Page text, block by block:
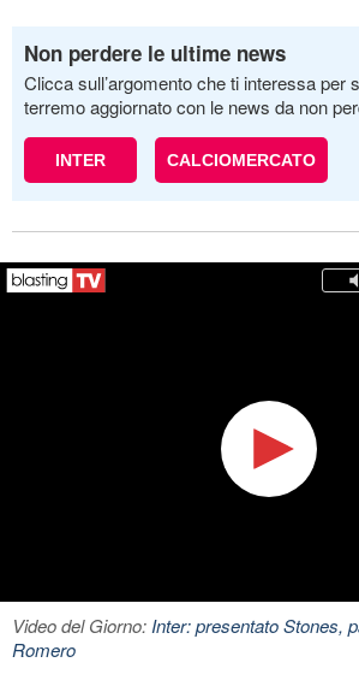
Non perdere le ultime news
Clicca sull’argomento che ti interessa per
terremo aggiornato con le news da non
INTER CALCIOMERCATO
Video del Giorno:Inter: presentato Stones,
Romero